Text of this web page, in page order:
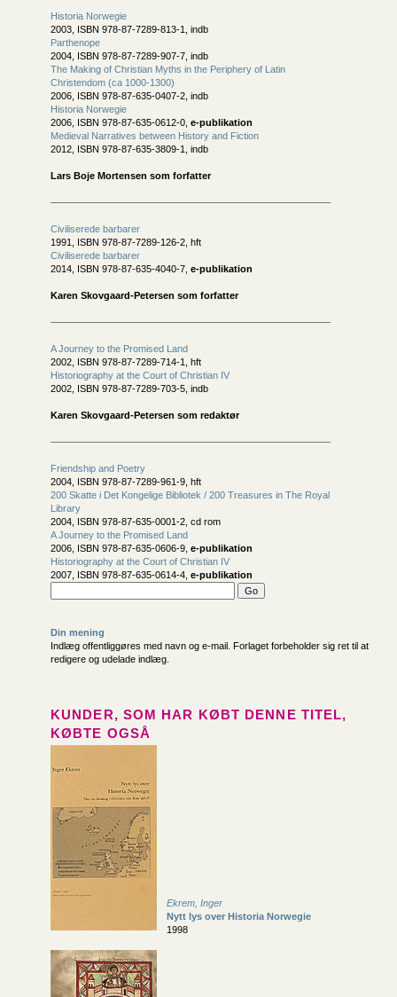
Historia Norwegie
2003, ISBN 978-87-7289-813-1, indb
Parthenope
2004, ISBN 978-87-7289-907-7, indb
The Making of Christian Myths in the Periphery of Latin
Christendom (ca 1000-1300)
2006, ISBN 978-87-635-0407-2, indb
Historia Norwegie
2006, ISBN 978-87-635-0612-0, e-publikation
Medieval Narratives between History and Fiction
2012, ISBN 978-87-635-3809-1, indb
Lars Boje Mortensen som forfatter
Civiliserede barbarer
1991, ISBN 978-87-7289-126-2, hft
Civiliserede barbarer
2014, ISBN 978-87-635-4040-7, e-publikation
Karen Skovgaard-Petersen som forfatter
A Journey to the Promised Land
2002, ISBN 978-87-7289-714-1, hft
Historiography at the Court of Christian IV
2002, ISBN 978-87-7289-703-5, indb
Karen Skovgaard-Petersen som redaktør
Friendship and Poetry
2004, ISBN 978-87-7289-961-9, hft
200 Skatte i Det Kongelige Bibliotek / 200 Treasures in The Royal
Library
2004, ISBN 978-87-635-0001-2, cd rom
A Journey to the Promised Land
2006, ISBN 978-87-635-0606-9, e-publikation
Historiography at the Court of Christian IV
2007, ISBN 978-87-635-0614-4, e-publikation
Din mening
Indlæg offentliggøres med navn og e-mail. Forlaget forbeholder sig ret til at
redigere og udelade indlæg.
KUNDER, SOM HAR KØBT DENNE TITEL,
KØBTE OGSÅ
Ekrem, Inger
Nytt lys over Historia Norwegie
1998